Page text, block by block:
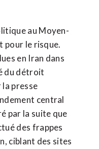
au Moyen-
pour le risque.
en Iran dans
du détroit
‌presse
central
par la suite que
des frappes
ciblant des sites